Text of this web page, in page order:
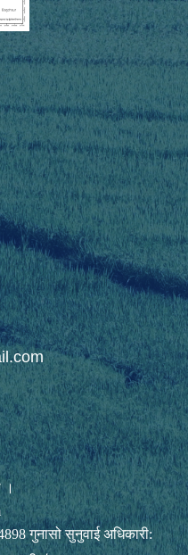
।
गुनासो सुनुवाई अधिकारी: